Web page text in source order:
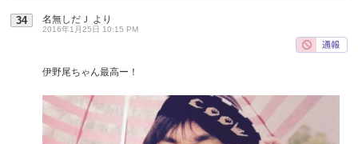
34 名無しだＪ より
2016年1月25日 10:15 PM
伊野尾ちゃん最高ー！